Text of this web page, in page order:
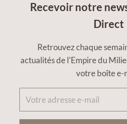
Recevoir notre
Direct
Retrouvez chaque
actualités de l'Empire du
votre boîte e-